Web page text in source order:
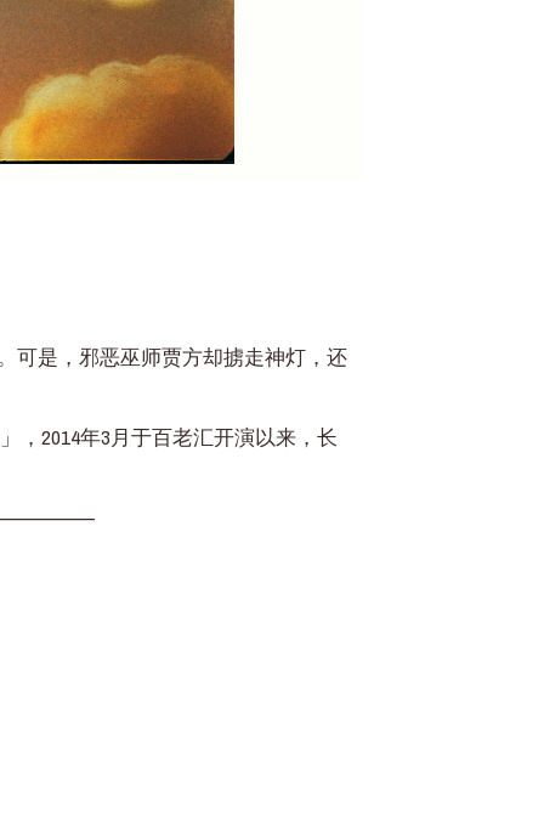
可是，邪恶巫师贾方却掳走神灯，还
，2014年3月于百老汇开演以来，长